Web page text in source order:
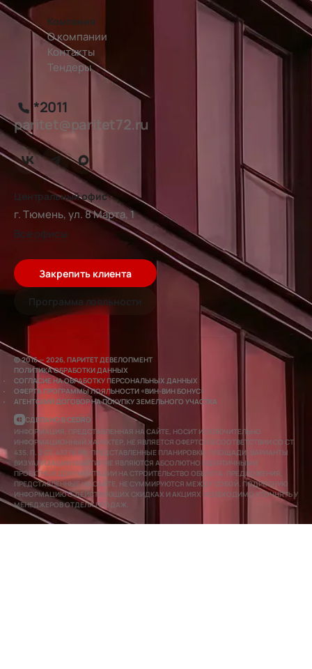
Компания
О компании
Контакты
Тендеры
*2011
paritet@paritet72.ru
Центральный офис
г. Тюмень, ул. 8 Марта, 1
Все офисы
Закрепить клиента
Программа лояльности
© 2016 — 2026, ПАРИТЕТ ДЕВЕЛОПМЕНТ
ПОЛИТИКА ОБРАБОТКИ ДАННЫХ
СОГЛАСИЕ НА ОБРАБОТКУ ПЕРСОНАЛЬНЫХ ДАННЫХ
ОФЕРТА ПРОГРАММЫ ЛОЯЛЬНОСТИ «ВИН-ВИН БОНУС»
АГЕНТСКИЙ ДОГОВОР НА ПОКУПКУ ЗЕМЕЛЬНОГО УЧАСТКА
СДЕЛАНО В CEDRO
ИНФОРМАЦИЯ, ПРЕДСТАВЛЕННАЯ НА САЙТЕ, НОСИТ ИСКЛЮЧИТЕЛЬНО
ИНФОРМАЦИОННЫЙ ХАРАКТЕР, НЕ ЯВЛЯЕТСЯ ОФЕРТОЙ В СООТВЕТСТВИИ СО СТ.
435, П. 2 СТ. 437 ГК РФ. ПРЕДСТАВЛЕННЫЕ ПЛАНИРОВКИ, ПЛОЩАДИ, ВАРИАНТЫ
ВИЗУАЛИЗАЦИИ КВАРТИР НЕ ЯВЛЯЮТСЯ АБСОЛЮТНО ИДЕНТИЧНЫМИ
ПРОЕКТНОЙ ДОКУМЕНТАЦИИ НА СТРОИТЕЛЬСТВО ОБЪЕКТА. ПРЕДЛОЖЕНИЯ,
ПРЕДСТАВЛЕННЫЕ НА САЙТЕ, НЕ СУММИРУЮТСЯ МЕЖДУ СОБОЙ. ПОДРОБНУЮ
ИНФОРМАЦИЮ О ДЕЙСТВУЮЩИХ СКИДКАХ И АКЦИЯХ НЕОБХОДИМО УТОЧНЯТЬ У
МЕНЕДЖЕРОВ ОТДЕЛА ПРОДАЖ.